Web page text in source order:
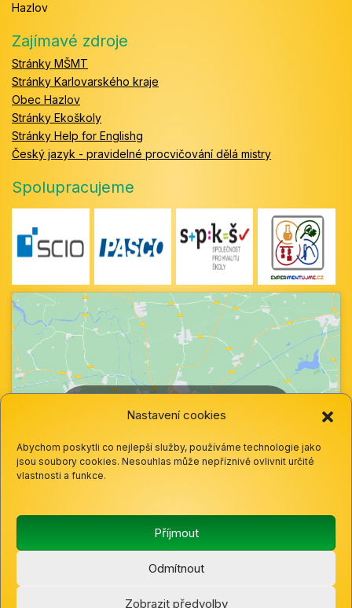
Nastavení cookies
Abychom poskytli co nejlepší služby, používáme technologie jako
jsou soubory cookies. Nesouhlas může nepříznivě ovlivnit určité
vlastnosti a funkce.
Příjmout
Odmítnout
Zobrazit předvolby
Hazlov
Zajímavé zdroje
Stránky MŠMT
Stránky Karlovarského kraje
Obec Hazlov
Stránky Ekoškoly
Stránky Help for Englishg
Český jazyk - pravidelné procvičování dělá mistry
Spolupracujeme
cookie a povolte tento obsah